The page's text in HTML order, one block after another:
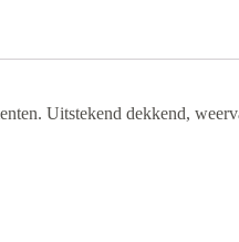
Uitstekend dekkend,